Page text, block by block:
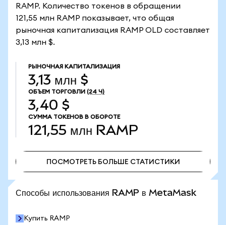
RAMP. Количество токенов в обращении
121,55 млн RAMP показывает, что общая
рыночная капитализация RAMP OLD составляет
3,13 млн $.
РЫНОЧНАЯ КАПИТАЛИЗАЦИЯ
3,13 млн $
ОБЪЕМ ТОРГОВЛИ (24 Ч)
3,40 $
СУММА ТОКЕНОВ В ОБОРОТЕ
121,55 млн RAMP
ПОСМОТРЕТЬ БОЛЬШЕ СТАТИСТИКИ
Способы использования RAMP в MetaMask
Купить RAMP